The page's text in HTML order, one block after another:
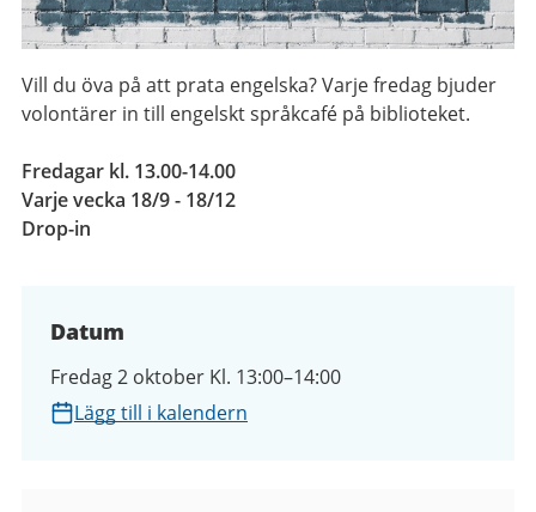
Vill du öva på att prata engelska? Varje fredag bjuder
volontärer in till engelskt språkcafé på biblioteket.
Fredagar kl. 13.00-14.00
Varje vecka 18/9 - 18/12
Drop-in
Datum
Fredag 2 oktober Kl. 13:00–14:00
Lägg till i kalendern